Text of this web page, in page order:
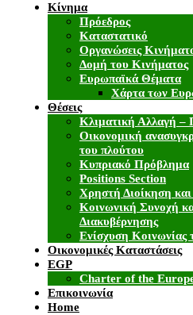
Κίνημα
Πρόεδρος
Καταστατικό
Οργανώσεις
Δομή του Κινήματος
Ευρωπαϊκά Θέματα
Χάρτα των
Θέσεις
Κλιματική Αλλαγή –
Οικονομική
του πλούτου
Κυπριακό Πρόβλημα
Positions Section
Χρηστή Διοίκηση
Κοινωνική Συνοχή
Διακυβέρνησης
Ενίσχυση Κοινωνίας
Οικονομικές Καταστάσεις
EGP
Charter of the
Επικοινωνία
Home